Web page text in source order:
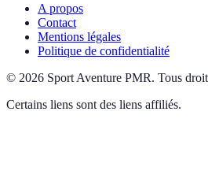
A propos
Contact
Mentions légales
Politique de confidentialité
© 2026 Sport Aventure PMR. Tous
Certains liens sont des liens affiliés.